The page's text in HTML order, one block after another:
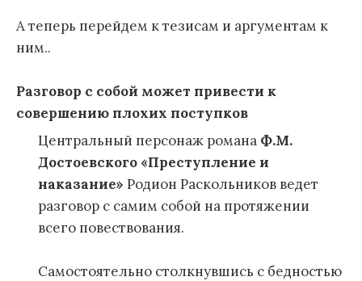
А теперь перейдем к тезисам и аргументам к
ним..
Разговор с собой может привести к
совершению плохих поступков
Центральный персонаж романа Ф.М.
Достоевского «Преступление и
наказание» Родион Раскольников ведет
разговор с самим собой на протяжении
всего повествования.
Самостоятельно столкнувшись с бедностью